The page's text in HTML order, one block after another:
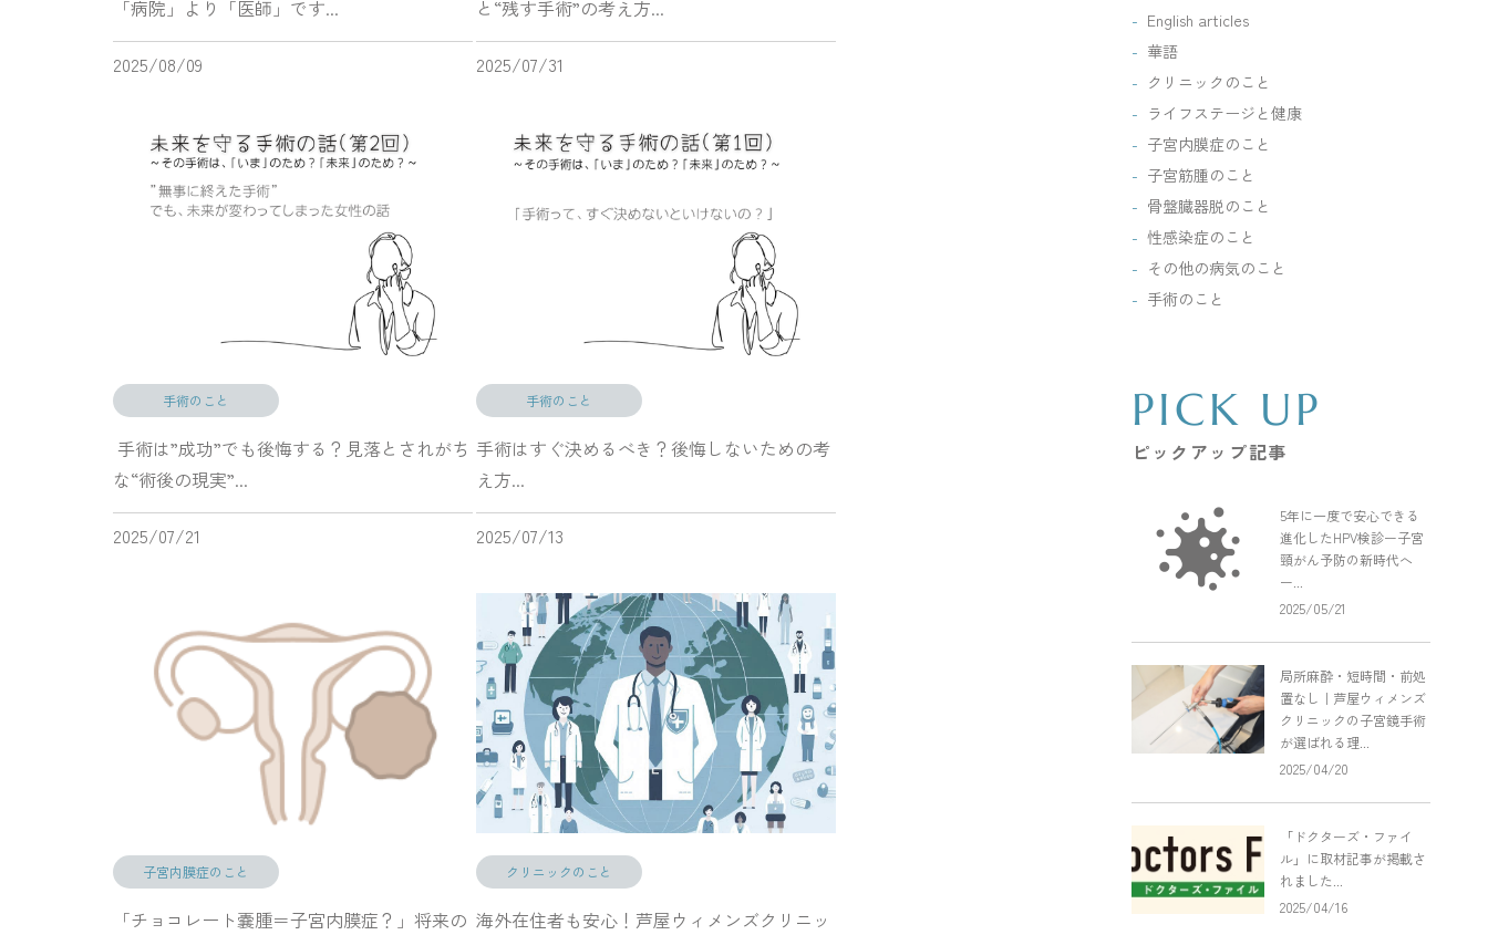
「病院」より「医師」です...
2025/08/09
と“残す手術”の考え方...
2025/07/31
手術のこと
手術は”成功”でも後悔する？見落とされがち
な“術後の現実”...
2025/07/21
手術のこと
手術はすぐ決めるべき？後悔しないための考
え方...
2025/07/13
子宮内膜症のこと
「チョコレート嚢腫＝子宮内膜症？」将来の
クリニックのこと
海外在住者も安心！芦屋ウィメンズクリニッ
English articles
華語
クリニックのこと
ライフステージと健康
子宮内膜症のこと
子宮筋腫のこと
骨盤臓器脱のこと
性感染症のこと
その他の病気のこと
手術のこと
PICK UP
ピックアップ記事
5年に一度で安心できる
進化したHPV検診ー子宮
頸がん予防の新時代へ
ー...
2025/05/21
局所麻酔・短時間・前処
置なし｜芦屋ウィメンズ
クリニックの子宮鏡手術
が選ばれる理...
2025/04/20
「ドクターズ・ファイ
ル」に取材記事が掲載さ
れました...
2025/04/16